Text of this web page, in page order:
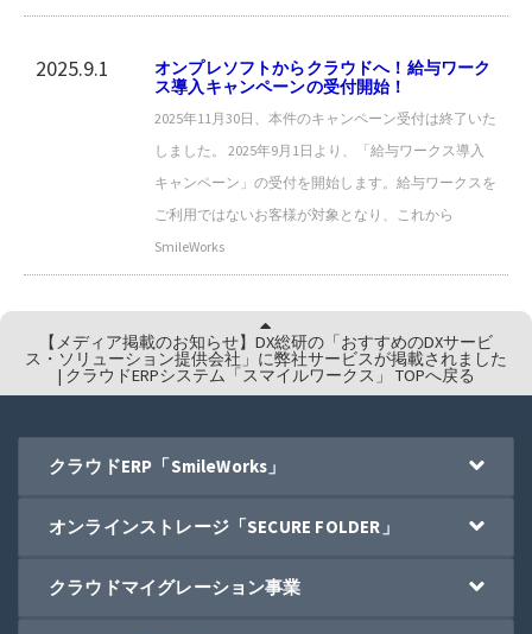
2025.9.1
オンプレソフトからクラウドへ！給与ワーク
ス導入キャンペーンの受付開始！
2025年11月30日、本件のキャンペーン受付は終了いた
しました。 2025年9月1日より、「給与ワークス導入
キャンペーン」の受付を開始します。給与ワークスを
ご利用ではないお客様が対象となり、これから
SmileWorks
【メディア掲載のお知らせ】DX総研の「おすすめのDXサービ
ス・ソリューション提供会社」に弊社サービスが掲載されました
| クラウドERPシステム「スマイルワークス」 TOPへ戻る
クラウドERP「SmileWorks」
オンラインストレージ「SECURE FOLDER」
クラウドマイグレーション事業